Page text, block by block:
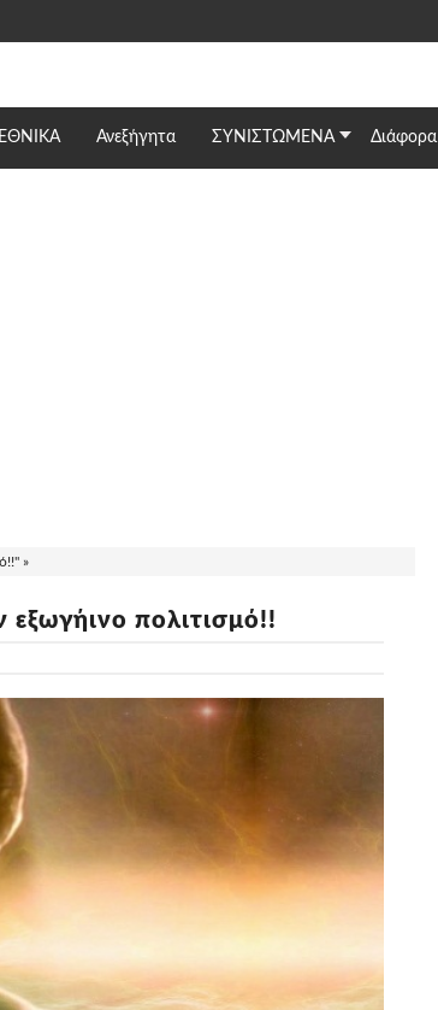
ΕΘΝΙΚΆ Ανεξήγητα ΣΥΝΙΣΤΩΜΕΝΑ Διάφορα
»
εξωγήινο πολιτισμό!!